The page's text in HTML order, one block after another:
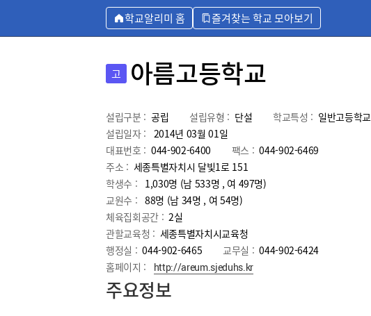
학교알리미 홈 즐겨찾는 학교 모아보기
고 아름고등학교
설립구분 : 공립 설립유형 : 단설 학교특성 : 일반고등학교
설립일자 : 2014년 03월 01일
대표번호 : 044-902-6400 팩스 : 044-902-6469
주소 : 세종특별자치시 달빛1로 151
학생수 : 1,030명 (남 533명 , 여 497명)
교원수 : 88명 (남 34명 , 여 54명)
체육집회공간 : 2실
관할교육청 : 세종특별자치시교육청
행정실 : 044-902-6465 교무실 : 044-902-6424
홈페이지 :
http://areum.sjeduhs.kr
주요정보